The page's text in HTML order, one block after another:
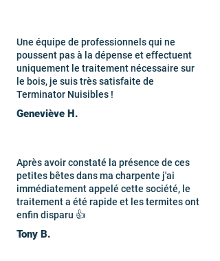
Une équipe de professionnels qui ne
poussent pas à la dépense et effectuent
uniquement le traitement nécessaire sur
le bois, je suis très satisfaite de
Terminator Nuisibles !
Geneviève H.
Après avoir constaté la présence de ces
petites bêtes dans ma charpente j'ai
immédiatement appelé cette société, le
traitement a été rapide et les termites ont
enfin disparu 👍
Tony B.